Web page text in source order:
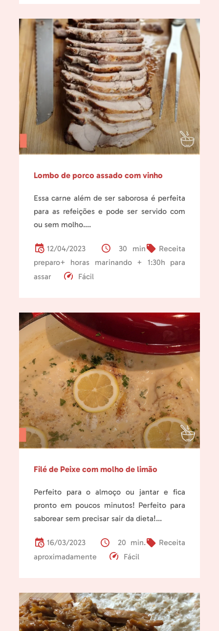
Lombo de porco assado com vinho
Essa carne além de ser saborosa é perfeita
para as refeições e pode ser servido com
ou sem molho....
12/04/2023 Receita
30 min
preparo+ horas marinando + 1:30h para
assar
Fácil
Filé de Peixe com molho de limão
Perfeito para o almoço ou jantar e fica
pronto em poucos minutos! Perfeito para
saborear sem precisar sair da dieta!...
16/03/2023 Receita
20 min.
aproximadamente
Fácil